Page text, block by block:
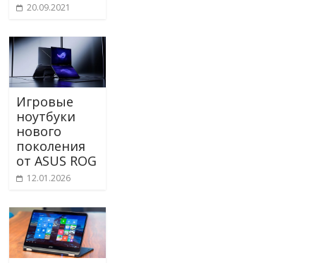
20.09.2021
Игровые
ноутбуки
нового
поколения
от ASUS ROG
12.01.2026